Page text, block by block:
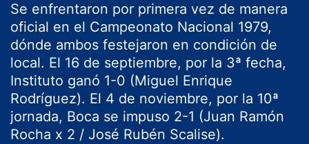
Se enfrentaron por primera vez de manera
oficial en el Campeonato Nacional 1979,
dónde ambos festejaron en condición de
local. El 16 de septiembre, por la 3ª fecha,
Instituto ganó 1-0 (Miguel Enrique
Rodríguez). El 4 de noviembre, por la 10ª
jornada, Boca se impuso 2-1 (Juan Ramón
Rocha x 2 / José Rubén Scalise).